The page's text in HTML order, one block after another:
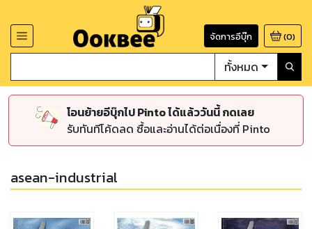
จัดการอีบุ๊ก (0)
ทั้งหมด
โอนย้ายอีบุ๊กไป Pinto ได้แล้ววันนี้ กดเลย
รับทันทีโค้ดลด ซื้อและอ่านได้ต่อเนื่องที่ Pinto
asean-industrial